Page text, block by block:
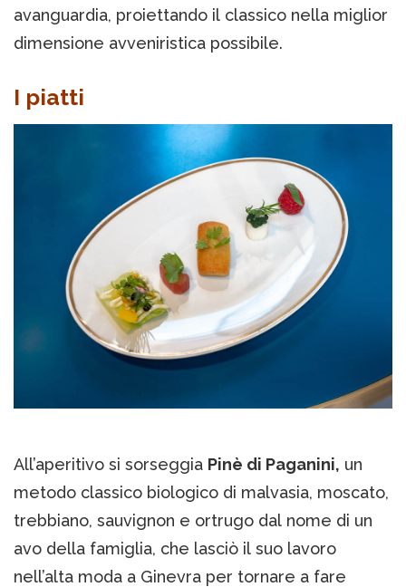
avanguardia, proiettando il classico nella miglior
dimensione avveniristica possibile.
I piatti
All’aperitivo si sorseggia Pinè di Paganini, un
metodo classico biologico di malvasia, moscato,
trebbiano, sauvignon e ortrugo dal nome di un
avo della famiglia, che lasciò il suo lavoro
nell’alta moda a Ginevra per tornare a fare